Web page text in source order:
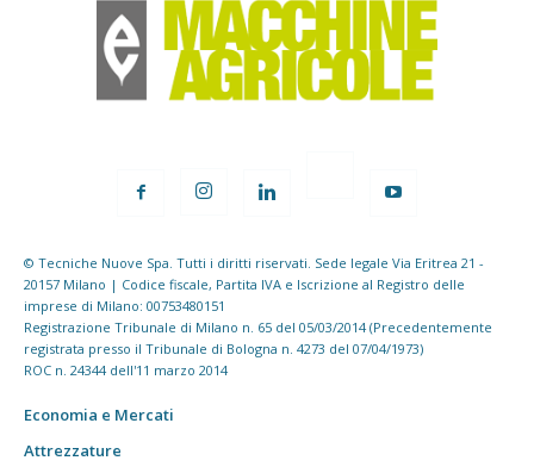
© Tecniche Nuove Spa. Tutti i diritti riservati. Sede legale Via Eritrea 21 -
20157 Milano | Codice fiscale, Partita IVA e Iscrizione al Registro delle
imprese di Milano: 00753480151
Registrazione Tribunale di Milano n. 65 del 05/03/2014 (Precedentemente
registrata presso il Tribunale di Bologna n. 4273 del 07/04/1973)
ROC n. 24344 dell'11 marzo 2014
Economia e Mercati
Attrezzature